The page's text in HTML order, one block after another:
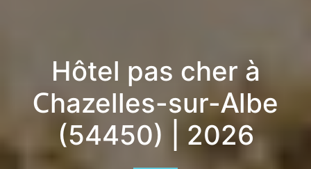
Hôtel pas cher à
Chazelles-sur-Albe
(54450) | 2026